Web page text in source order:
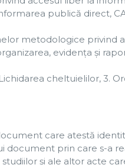
publică direct,
metodologice privind
evidenţa şi
cheltuielilor, 3.
care atestă
document prin care s-a
şi ale altor acte